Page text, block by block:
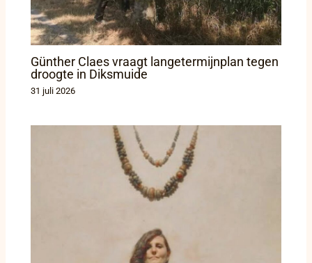
Günther Claes vraagt langetermijnplan tegen
droogte in Diksmuide
31 juli 2026